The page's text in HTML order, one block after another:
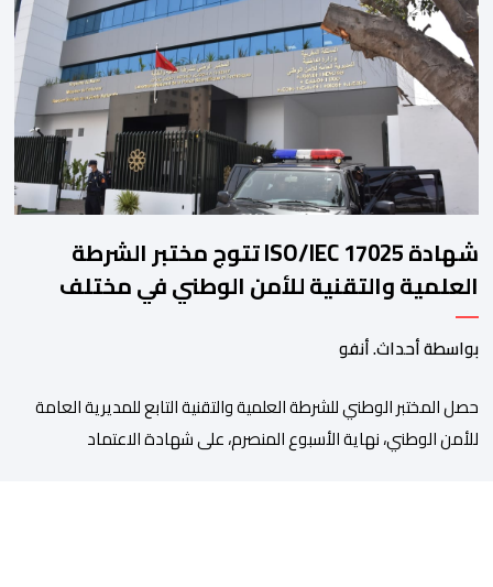
العمل الداخلي. ​وشهد اللقاء تجديد الثقة المتبادلة بين القيادة التنفيذية
للاتحاد، حيث أكد المجتمعون دعمهم الكامل للرئيس إنفانتينو باعتباره
المسؤول الوحيد المباشر والمنتخب من قِبل 211 اتحادا […]
شهادة ISO/IEC 17025 تتوج مختبر الشرطة
العلمية والتقنية للأمن الوطني في مختلف
الخبرات الجنائية
بواسطة أحداث. أنفو
حصل المختبر الوطني للشرطة العلمية والتقنية التابع للمديرية العامة
للأمن الوطني، نهاية الأسبوع المنصرم، على شهادة الاعتماد